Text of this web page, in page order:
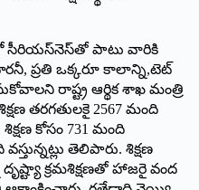
సీరియస్‌నెస్‌తో పాటు వారికి
ప్రతి ఒక్కరూ కాలాన్ని,టెట్‌
రాష్ట్ర ఆర్థిక శాఖ మంత్రి
తరగతులకై 2567 మంది
శిక్షణ కోసం 731 మంది
తెలిపారు. శిక్షణ
క్రమశిక్షణతో హాజరై వంద